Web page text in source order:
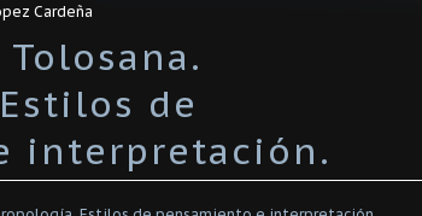
Cardeña
de
interpretación.